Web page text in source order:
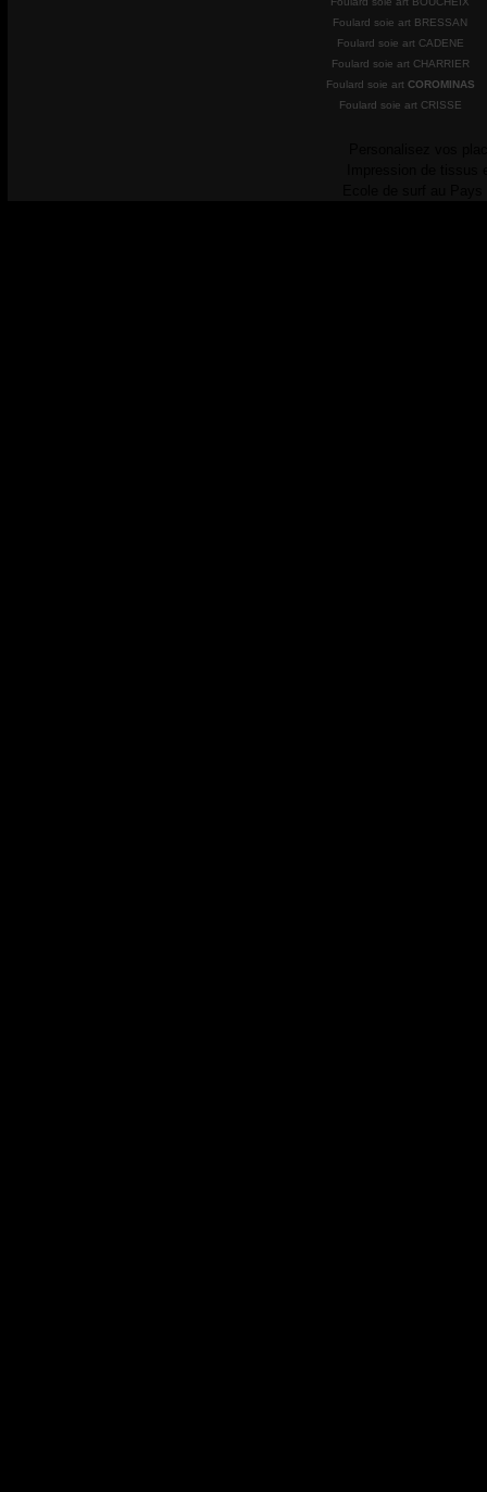
Foulard soie art BRESSAN
Foulard soie art CADENE
Foulard soie art CHARRIER
Foulard soie art COROMINAS
Foulard soie art CRISSE